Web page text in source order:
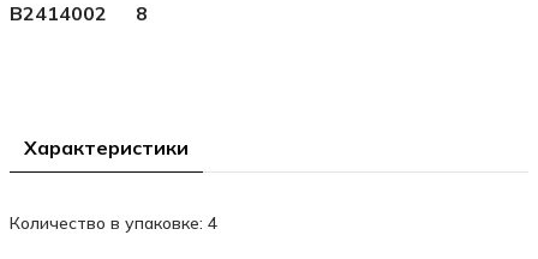
B2414002 8
Характеристики
Количество в упаковке: 4